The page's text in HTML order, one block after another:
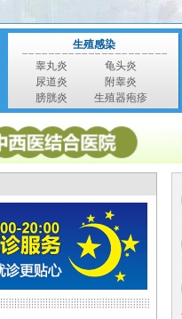
生殖感染
睾丸炎
龟头炎
尿道炎
附睾炎
膀胱炎
生殖器疱疹